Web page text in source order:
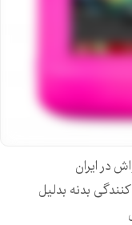
در ایران
بدنه بدلیل